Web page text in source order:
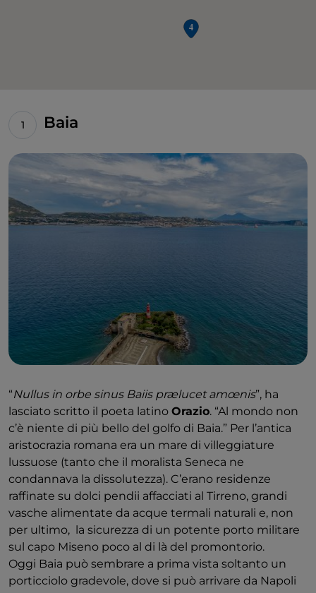
Baia
“Nullus in orbe sinus Baiis prælucet amœnis”, ha
lasciato scritto il poeta latino Orazio. “Al mondo non
c’è niente di più bello del golfo di Baia.” Per l’antica
aristocrazia romana era un mare di villeggiature
lussuose (tanto che il moralista Seneca ne
condannava la dissolutezza). C’erano residenze
raffinate su dolci pendii affacciati al Tirreno, grandi
vasche alimentate da acque termali naturali e, non
per ultimo, la sicurezza di un potente porto militare
sul capo Miseno poco al di là del promontorio.
Oggi Baia può sembrare a prima vista soltanto un
porticciolo gradevole, dove si può arrivare da Napoli